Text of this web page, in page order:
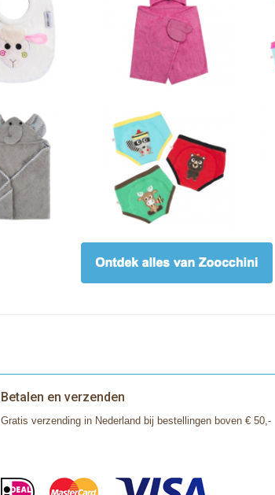
Betalen en verzenden
Gratis verzending in Nederland bij bestellingen boven € 50,-